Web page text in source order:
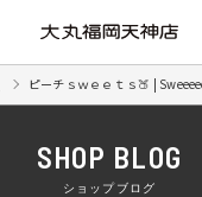
ピーチｓｗｅｅｔｓ🍑 |
SHOP BLOG
ショップブログ